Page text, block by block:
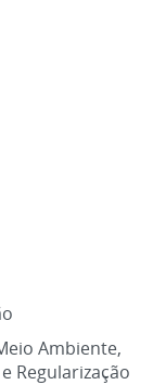
Ambiente,
Regularização